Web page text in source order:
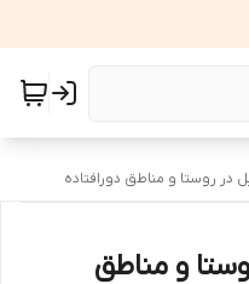
در روستا و مناطق دورافتاده
و مناطق